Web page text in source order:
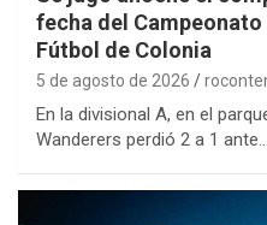
fecha del
Fútbol de Colonia
5 de agosto de 2026
En la divisional A, en el
Wanderers perdió 2 a 1 ante…